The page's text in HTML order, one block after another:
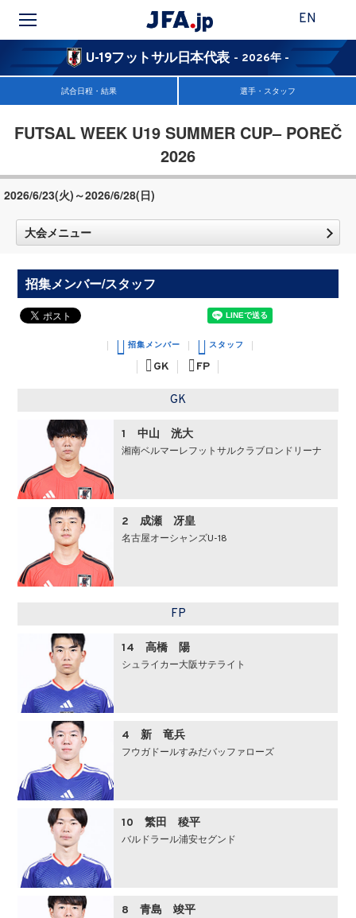
EN
U-19フットサル日本代表 - 2026年 -
試合日程・結果 選手・スタッフ
FUTSAL WEEK U19 SUMMER CUP– POREČ
2026
2026/6/23(火)～2026/6/28(日)
大会メニュー
招集メンバー/スタッフ
招集メンバー スタッフ
GK FP
GK
1 中山 洸大
湘南ベルマーレフットサルクラブロンドリーナ
2 成瀬 冴皇
名古屋オーシャンズU-18
FP
14 高橋 陽
シュライカー大阪サテライト
4 新 竜兵
フウガドールすみだバッファローズ
10 繁田 稜平
バルドラール浦安セグンド
8 青島 竣平